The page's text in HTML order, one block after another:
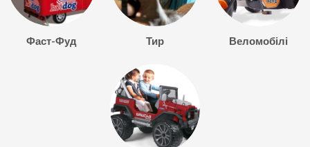
Фаст-Фуд Тир Веломобілі